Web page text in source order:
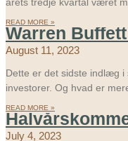
READ MORE »
Warren
August 11, 2023
Dette er det sidste indlæg
investorer. Og hvad er
READ MORE »
July 4, 2023